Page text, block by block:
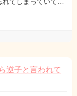
逆子と言われて